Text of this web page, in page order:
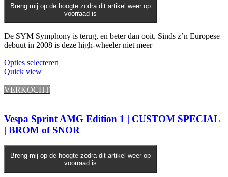
Breng mij op de hoogte zodra dit artikel weer op
voorraad is
De SYM Symphony is terug, en beter dan ooit. Sinds z’n Europese
debuut in 2008 is deze high-wheeler niet meer
Opties selecteren
optie
kan
gekozen
worden
op
de
productpagina
Quick view
VERKOCHT
Vespa Sprint AMG Edition 1 | CUSTOM SPECIAL
| BROM of SNOR
Breng mij op de hoogte zodra dit artikel weer op
voorraad is